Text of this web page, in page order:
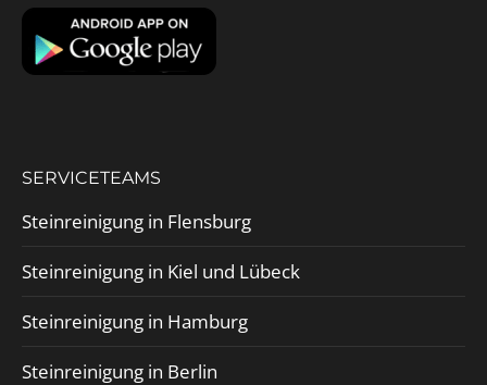
SERVICETEAMS
Steinreinigung in Flensburg
Steinreinigung in Kiel und Lübeck
Steinreinigung in Hamburg
Steinreinigung in Berlin